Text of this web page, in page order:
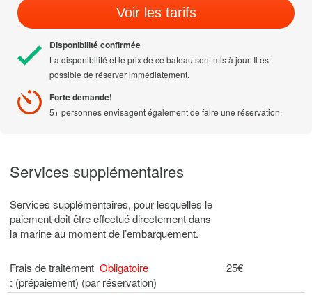
Voir les tarifs
Disponibilité confirmée
La disponibilité et le prix de ce bateau sont mis à jour. Il est
possible de réserver immédiatement.
Forte demande!
5+ personnes envisagent également de faire une réservation.
Services supplémentaires
Services supplémentaires, pour lesquelles le
paiement doit être effectué directement dans
la marine au moment de l’embarquement.
Frais de traitement Obligatoire
: (prépaiement) (par réservation)
25€